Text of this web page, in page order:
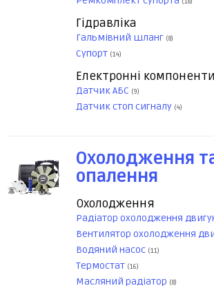
Гідравліка
Гальмівний шланг (8)
Супорт (14)
Електронні компоненти
Датчик АБС (9)
Датчик стоп сигналу (4)
Охолодження
опалення
Охолодження
Радіатор охолодження
Вентилятор охолодження
Водяний насос (11)
Термостат (16)
Масляний радіатор (8)